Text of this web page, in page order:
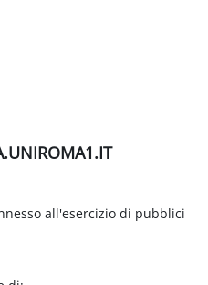
all'esercizio di pubblici